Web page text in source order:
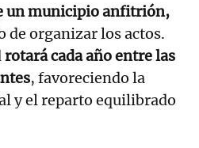
un municipio anfitrión,
de organizar los actos.
rotará cada año entre las
, favoreciendo la
y el reparto equilibrado